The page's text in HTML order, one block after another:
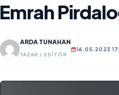
Emrah
ARDA TUNAHAN
YAZAR / EDITÖR
16.05.2023